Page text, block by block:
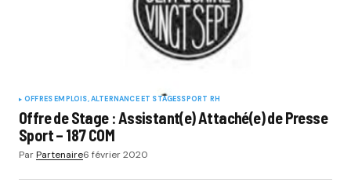
OFFRES EMPLOIS, ALTERNANCE ET STAGESSPORT RH
Offre de Stage : Assistant(e) Attaché(e) de Presse
Sport – 187 COM
ParPartenaire6 février 2020